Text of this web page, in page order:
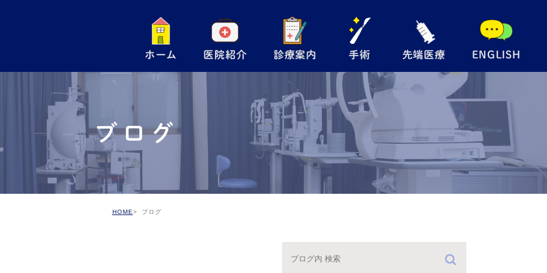
ホーム 医院紹介 診療案内
小児眼科
手術
アレルギー検査
予防接種
手術
手術内容について
翼状片手術
眼瞼下垂手術
硝子体注射
緑内障レーザー
（SLT）
先端医療
自由診療
メディカルサプリ
ENGLISH
ブログ
HOME ブログ